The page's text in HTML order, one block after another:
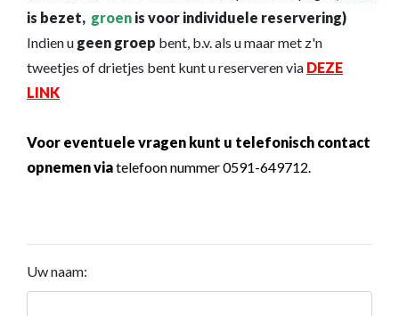
is bezet, groen is voor individuele reservering)
Indien u geen groep bent, b.v. als u maar met z'n
tweetjes of drietjes bent kunt u reserveren via DEZE
LINK
Voor eventuele vragen kunt u telefonisch contact
opnemen viatelefoon nummer 0591-649712.
Uw naam: